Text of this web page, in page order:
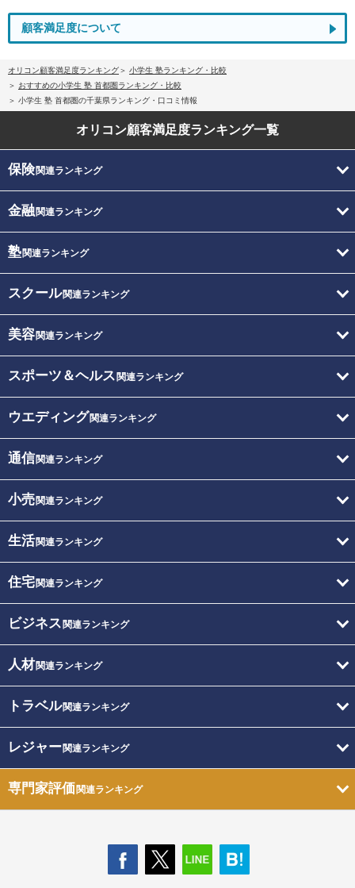
顧客満足度について
オリコン顧客満足度ランキング
小学生 塾ランキング・比較
おすすめの小学生 塾 首都圏ランキング・比較
小学生 塾 首都圏の千葉県ランキング・口コミ情報
オリコン顧客満足度ランキング一覧
保険関連ランキング
金融関連ランキング
塾関連ランキング
スクール関連ランキング
美容関連ランキング
スポーツ＆ヘルス 関連ランキング
ウエディング関連ランキング
通信関連ランキング
小売関連ランキング
生活関連ランキング
住宅関連ランキング
ビジネス 関連ランキング
人材関連ランキング
トラベル関連ランキング
レジャー関連ランキング
専門家評価関連ランキング